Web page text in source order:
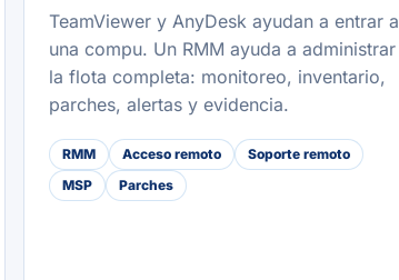
TeamViewer y AnyDesk ayudan a entrar a
una compu. Un RMM ayuda a administrar
la flota completa: monitoreo, inventario,
parches, alertas y evidencia.
RMM Acceso remoto
Soporte remoto
MSP
Parches